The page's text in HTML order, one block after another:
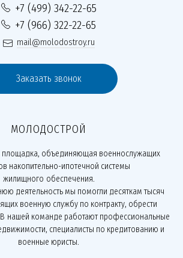
+7 (499) 342-22-65
+7 (966) 322-22-65
mail@molodostroy.ru
Заказать звонок
МОЛОДОСТРОЙ
площадка, объединяющая военнослужащих
накопительно-ипотечной системы
жилищного обеспечения.
деятельность мы помогли десяткам тысяч
военную службу по контракту, обрести
нашей команде работают профессиональные
специалисты по кредитованию и
военные юристы.